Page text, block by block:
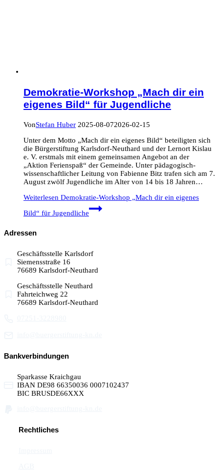
Demokratie-Workshop „Mach dir ein
eigenes Bild“ für Jugendliche
VonStefan Huber 2025-08-072026-02-15
Unter dem Motto „Mach dir ein eigenes Bild“ beteiligten sich
die Bürgerstiftung Karlsdorf-Neuthard und der Lernort Kislau
e. V. erstmals mit einem gemeinsamen Angebot an der
„Aktion Ferienspaß“ der Gemeinde. Unter pädagogisch-
wissenschaftlicher Leitung von Fabienne Bitz trafen sich am 7.
August zwölf Jugendliche im Alter von 14 bis 18 Jahren…
Weiterlesen Demokratie-Workshop „Mach dir ein eigenes
Bild“ für Jugendliche
Adressen
Geschäftsstelle Karlsdorf
Siemensstraße 16
76689 Karlsdorf-Neuthard
Geschäftsstelle Neuthard
Fahrteichweg 22
76689 Karlsdorf-Neuthard
Bankverbindungen
Sparkasse Kraichgau
IBAN DE98 66350036 0007102437
BIC BRUSDE66XXX
Rechtliches